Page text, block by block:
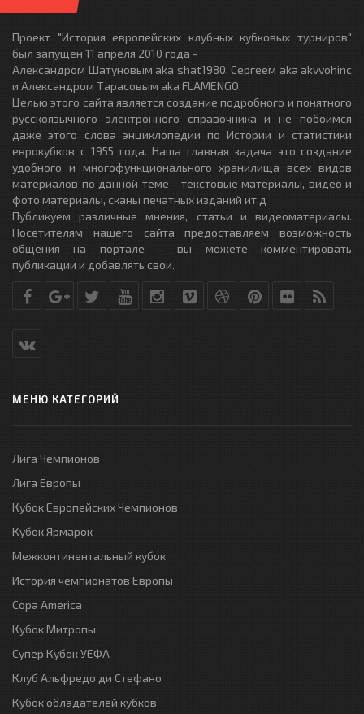
Проект "История европейских клубных кубковых турниров"
был запущен 11 апреля 2010 года -
Александром Шатуновым aka shat1980, Сергеем aka akvvohinc
и Александром Тарасовым aka FLAMENGO.
Целью этого сайта является создание подробного и понятного
русскоязычного электронного справочника и не побоимся
даже этого слова энциклопедии по Истории и статистики
еврокубков с 1955 года. Наша главная задача это создание
удобного и многофункционального хранилища всех видов
материалов по данной теме - текстовые материалы, видео и
фото материалы, сканы печатных изданий ит.д
Публикуем различные мнения, статьи и видеоматериалы.
Посетителям нашего сайта предоставляем возможность
общения на портале – вы можете комментировать
публикации и добавлять свои.
МЕНЮ КАТЕГОРИЙ
Лига Чемпионов
Лига Европы
Кубок Европейских Чемпионов
Кубок Ярмарок
Межконтинентальный кубок
История чемпионатов Европы
Copa America
Кубок Митропы
Супер Кубок УЕФА
Клуб Альфредо ди Стефано
Кубок обладателей кубков